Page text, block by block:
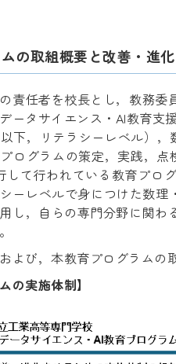
の取組概要と改善・進
責任者を校長とし，教務
ータサイエンス・AI教育支
下，リテラシーレベル）
ログラムの策定，実践，
して行われている教育プロ
ーレベルで身につけた数
し，自らの専門分野に関
よび，本教育プログラムの
の実施体制】